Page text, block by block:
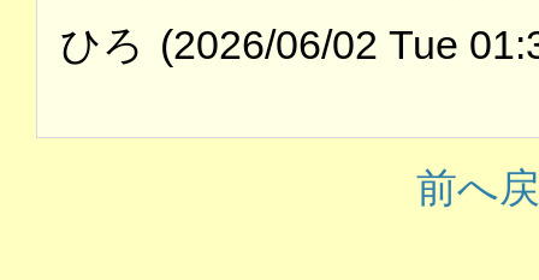
ひろ (2026/06/02 Tue
前へ